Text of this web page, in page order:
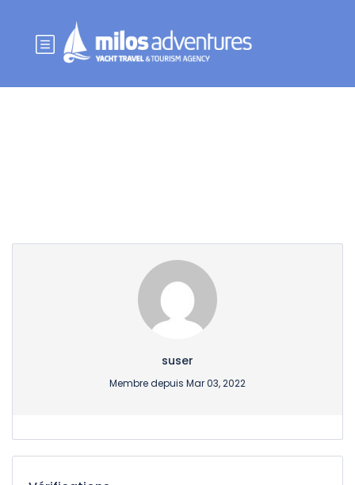
suser
Membre depuis Mar 03, 2022